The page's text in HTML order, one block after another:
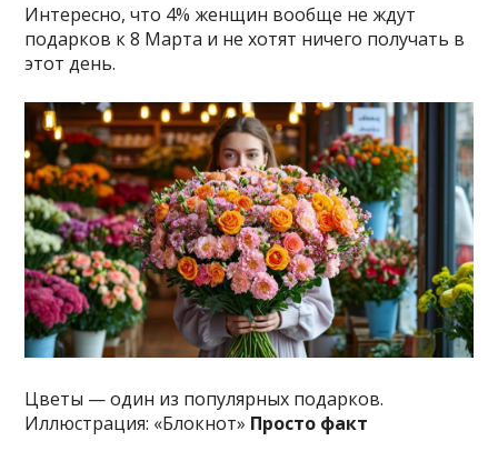
Интересно, что 4% женщин вообще не ждут
подарков к 8 Марта и не хотят ничего получать в
этот день.
Цветы — один из популярных подарков.
Иллюстрация: «Блокнот» Просто факт